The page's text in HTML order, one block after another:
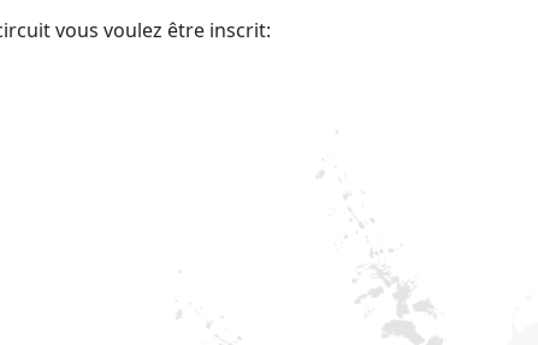
vous voulez être inscrit: